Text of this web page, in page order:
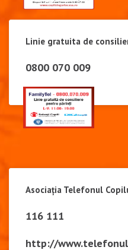
Linie gratuita de
0800 070 009
Asociația Telefonul
116 111
http://